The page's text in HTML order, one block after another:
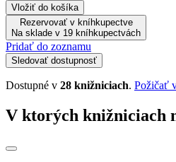
Vložiť do košíka
Rezervovať v kníhkupectve
Na sklade v 19 kníhkupectvách
Pridať do zoznamu
Sledovať dostupnosť
Dostupné v 28 knižniciach. Požičať
V ktorých knižniciach